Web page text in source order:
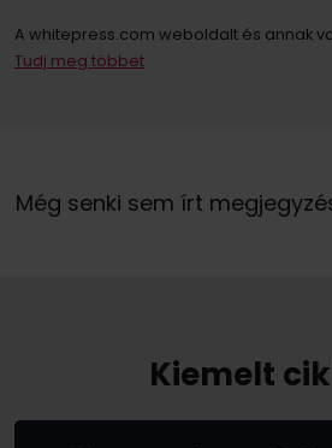
A hírlevélre való feliratkozással Ön hozzájárul ahhoz, hogy a WhitePress Kft. által kínált szolgáltatások és áruk közvetlen marketingjével kapcsolatos kereskedelmi információk elektronikus kommunikációs eszközökön, különösen e-mailen keresztül küldjenek. és megbízható üzleti partnerei, akik
Tudj meg többet
Még senki sem írt
Kiemelt